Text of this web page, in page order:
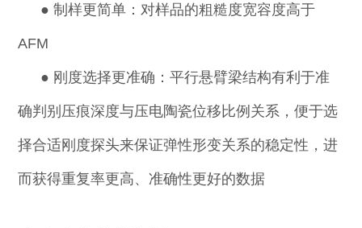
●制样更简单：对样品的粗糙度宽容度高于
AFM
● 刚度选择更准确：平行悬臂梁结构有利于准
确判别压痕深度与压电陶瓷位移比例关系，便于选
择合适刚度探头来保证弹性形变关系的稳定性，进
而获得重复率更高、准确性更好的数据